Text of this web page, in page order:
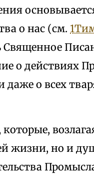
о нас (см.
Священное
о действиях
о всех
жизни, но и